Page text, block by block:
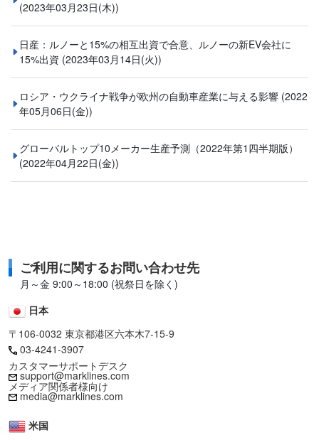
(2023年03月23日(木))
日産：ルノーと15%の相互出資で合意、ルノーの新EV会社に
15%出資 (2023年03月14日(火))
ロシア・ウクライナ戦争が欧州の自動車産業に与える影響 (2022
年05月06日(金))
グローバルトップ10メーカー生産予測（2022年第1四半期版）
(2022年04月22日(金))
ご利用に関するお問い合わせ先
月～金 9:00～18:00 (祝祭日を除く)
日本
〒106-0032 東京都港区六本木7-15-9
03-4241-3907
カスタマーサポートデスク
support@marklines.com
メディア関係者様向け
media@marklines.com
米国